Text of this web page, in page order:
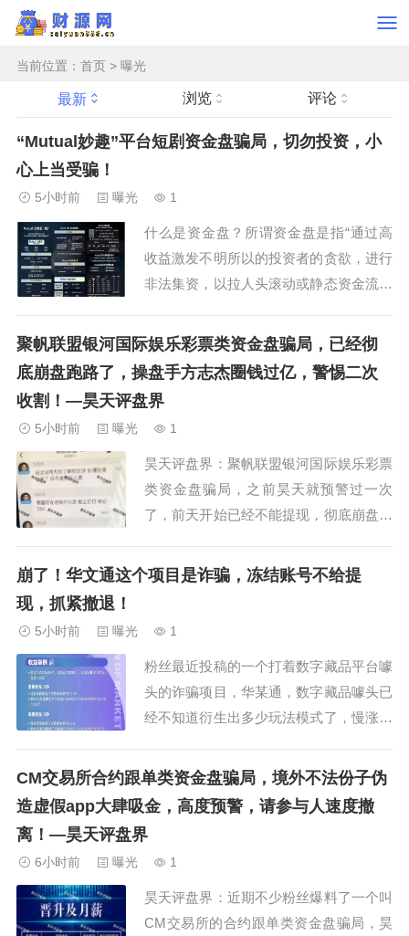
当前位置： 首页 > 曝光
最新 浏览 评论
“Mutual妙趣”平台短剧资金盘骗局，切勿投资，小
心上当受骗！
5小时前 曝光 1
什么是资金盘？所谓资金盘是指“通过高
收益激发不明所以的投资者的贪欲，进行
非法集资，以拉人头滚动或静态资金流通
的本金和利息都来源于新加入会员的本
金，本质就是金字塔式传销诈骗。所以一
旦没有新鲜血液注入，平台操盘手无利可
图，就会崩盘卷款跑路！粉丝交流QQ
群：915043...
聚帆联盟银河国际娱乐彩票类资金盘骗局，已经彻
底崩盘跑路了，操盘手方志杰圈钱过亿，警惕二次
收割！—昊天评盘界
5小时前 曝光 1
昊天评盘界：聚帆联盟银河国际娱乐彩票
类资金盘骗局，之前昊天就预警过一次
了，前天开始已经不能提现，彻底崩盘跑
收割！国家禁止任何网络售彩，唯一合法
事实上，...
崩了！华文通这个项目是诈骗，冻结账号不给提
现，抓紧撤退！
5小时前 曝光 1
粉丝最近投稿的一个打着数字藏品平台噱
头的诈骗项目，华某通，数字藏品噱头已
经不知道衍生出多少玩法模式了，慢涨模
也是打着慢涨模式，最后都是崩盘跑路，
不跑的也是跟之前的数藏一样，把参与的
玩家活活套死在里面。所谓的慢涨说白了
定的周期里赚...
CM交易所合约跟单类资金盘骗局，境外不法份子伪
造虚假app大肆吸金，高度预警，请参与人速度撤
离！—昊天评盘界
6小时前 曝光 1
昊天评盘界：近期不少粉丝爆料了一个叫
CM交易所的合约跟单类资金盘骗局，昊